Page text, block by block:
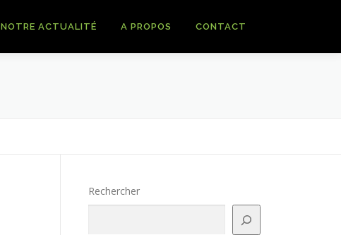
NOTRE ACTUALITÉ A PROPOS CONTACT
Rechercher